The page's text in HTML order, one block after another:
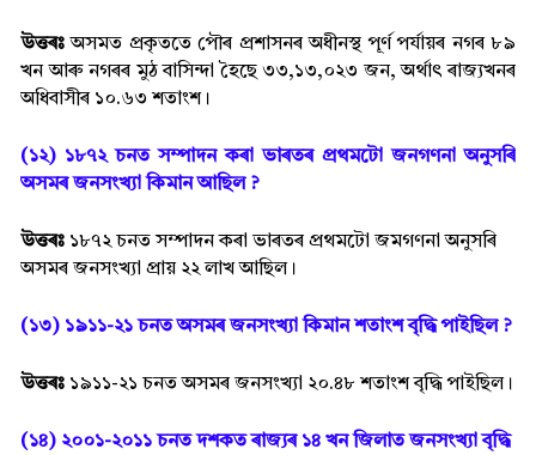
উত্তৰঃঅসমত প্ৰকৃততে পৌৰ প্ৰশাসনৰ অধীনস্থ পূৰ্ণ পৰ্যায়ৰ নগৰ ৮৯
খন আৰু নগৰৰ মুঠ বাসিন্দা হৈছে ৩৩,১৩,০২৩ জন, অৰ্থাৎ ৰাজ্যখনৰ
অধিবাসীৰ ১০.৬৩ শতাংশ।
(১২) ১৮৭২ চনত সম্পাদন কৰা ভাৰতৰ প্ৰথমটো জনগণনা অনুসৰি
অসমৰ জনসংখ্যা কিমান আছিল ?
উত্তৰঃ ১৮৭২ চনত সম্পাদন কৰা ভাৰতৰ প্ৰথমটো জমগণনা অনুসৰি
অসমৰ জনসংখ্যা প্ৰায় ২২ লাখ আছিল।
(১৩) ১৯১১-২১ চনত অসমৰ জনসংখ্যা কিমান শতাংশ বৃদ্ধি পাইছিল ?
উত্তৰঃ ১৯১১-২১ চনত অসমৰ জনসংখ্যা ২০.৪৮ শতাংশ বৃদ্ধি পাইছিল।
(১৪) ২০০১-২০১১ চনত দশকত ৰাজ্যৰ ১৪ খন জিলাত জনসংখ্যা বৃদ্ধি